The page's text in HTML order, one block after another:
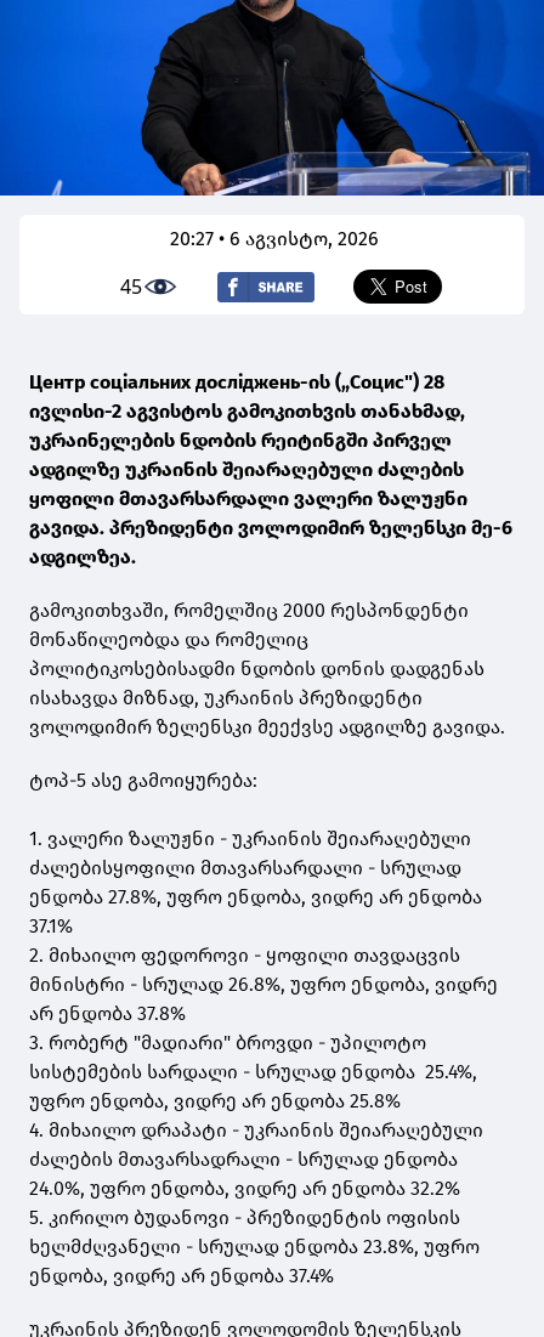
20:27 • 6 აგვისტო, 2026
45
Центр соціальних досліджень-ის („Социс") 28
ივლისი-2 აგვისტოს გამოკითხვის თანახმად,
უკრაინელების ნდობის რეიტინგში პირველ
ადგილზე უკრაინის შეიარაღებული ძალების
ყოფილი მთავარსარდალი ვალერი ზალუჟნი
გავიდა. პრეზიდენტი ვოლოდიმირ ზელენსკი მე-6
ადგილზეა.
გამოკითხვაში, რომელშიც 2000 რესპონდენტი
მონაწილეობდა და რომელიც
პოლიტიკოსებისადმი ნდობის დონის დადგენას
ისახავდა მიზნად, უკრაინის პრეზიდენტი
ვოლოდიმირ ზელენსკი მეექვსე ადგილზე გავიდა.
ტოპ-5 ასე გამოიყურება:
1. ვალერი ზალუჟნი - უკრაინის შეიარაღებული
ძალებისყოფილი მთავარსარდალი - სრულად
ენდობა 27.8%, უფრო ენდობა, ვიდრე არ ენდობა
37.1%
2. მიხაილო ფედოროვი - ყოფილი თავდაცვის
მინისტრი - სრულად 26.8%, უფრო ენდობა, ვიდრე
არ ენდობა 37.8%
3. რობერტ "მადიარი" ბროვდი - უპილოტო
სისტემების სარდალი - სრულად ენდობა 25.4%,
უფრო ენდობა, ვიდრე არ ენდობა 25.8%
4. მიხაილო დრაპატი - უკრაინის შეიარაღებული
ძალების მთავარსადრალი - სრულად ენდობა
24.0%, უფრო ენდობა, ვიდრე არ ენდობა 32.2%
5. კირილო ბუდანოვი - პრეზიდენტის ოფისის
ხელმძღვანელი - სრულად ენდობა 23.8%, უფრო
ენდობა, ვიდრე არ ენდობა 37.4%
უკრაინის პრეზიდენ ვოლოდომის ზელენსკის